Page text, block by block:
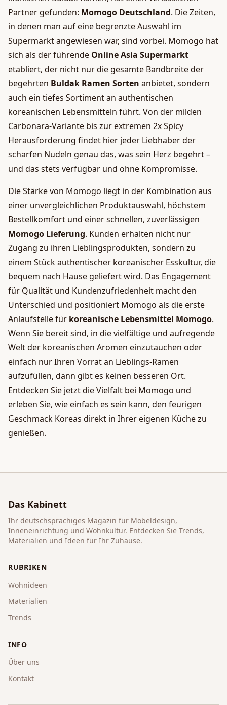
Partner gefunden: Momogo Deutschland. Die Zeiten,
in denen man auf eine begrenzte Auswahl im
Supermarkt angewiesen war, sind vorbei. Momogo hat
sich als der führende Online Asia Supermarkt
etabliert, der nicht nur die gesamte Bandbreite der
begehrten Buldak Ramen Sorten anbietet, sondern
auch ein tiefes Sortiment an authentischen
koreanischen Lebensmitteln führt. Von der milden
Carbonara-Variante bis zur extremen 2x Spicy
Herausforderung findet hier jeder Liebhaber der
scharfen Nudeln genau das, was sein Herz begehrt –
und das stets verfügbar und ohne Kompromisse.
Die Stärke von Momogo liegt in der Kombination aus
einer unvergleichlichen Produktauswahl, höchstem
Bestellkomfort und einer schnellen, zuverlässigen
Momogo Lieferung. Kunden erhalten nicht nur
Zugang zu ihren Lieblingsprodukten, sondern zu
einem Stück authentischer koreanischer Esskultur, die
bequem nach Hause geliefert wird. Das Engagement
für Qualität und Kundenzufriedenheit macht den
Unterschied und positioniert Momogo als die erste
Anlaufstelle für koreanische Lebensmittel Momogo.
Wenn Sie bereit sind, in die vielfältige und aufregende
Welt der koreanischen Aromen einzutauchen oder
einfach nur Ihren Vorrat an Lieblings-Ramen
aufzufüllen, dann gibt es keinen besseren Ort.
Entdecken Sie jetzt die Vielfalt bei Momogo und
erleben Sie, wie einfach es sein kann, den feurigen
Geschmack Koreas direkt in Ihrer eigenen Küche zu
genießen.
Das Kabinett
Ihr deutschsprachiges Magazin für Möbeldesign,
Inneneinrichtung und Wohnkultur. Entdecken Sie Trends,
Materialien und Ideen für Ihr Zuhause.
RUBRIKEN
Wohnideen
Materialien
Trends
INFO
Über uns
Kontakt